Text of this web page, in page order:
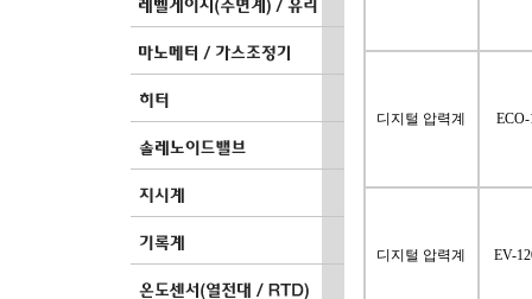
디지털 압력계 ECO-
디지털 압력계 EV-